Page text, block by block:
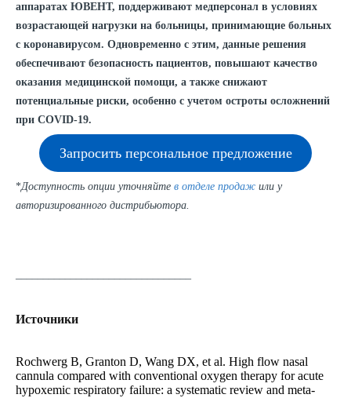
аппаратах ЮВЕНТ, поддерживают медперсонал в условиях
возрастающей нагрузки на больницы, принимающие больных
с коронавирусом. Одновременно с этим, данные решения
обеспечивают безопасность пациентов, повышают качество
оказания медицинской помощи, а также снижают
потенциальные риски, особенно с учетом остроты осложнений
при COVID-19.
Запросить персональное предложение
*Доступность опции уточняйте в отделе продаж или у
авторизированного дистрибьютора.
Источники
Rochwerg B, Granton D, Wang DX, et al. High flow nasal
cannula compared with conventional oxygen therapy for acute
hypoxemic respiratory failure: a systematic review and meta-